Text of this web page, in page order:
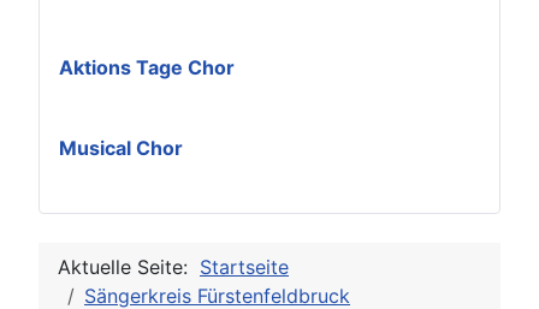
Aktions Tage Chor
Musical Chor
Aktuelle Seite: Startseite
Sängerkreis Fürstenfeldbruck